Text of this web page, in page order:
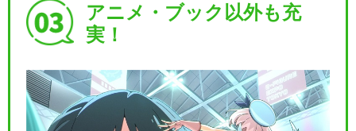
アニメ・ブック以外も充
実！